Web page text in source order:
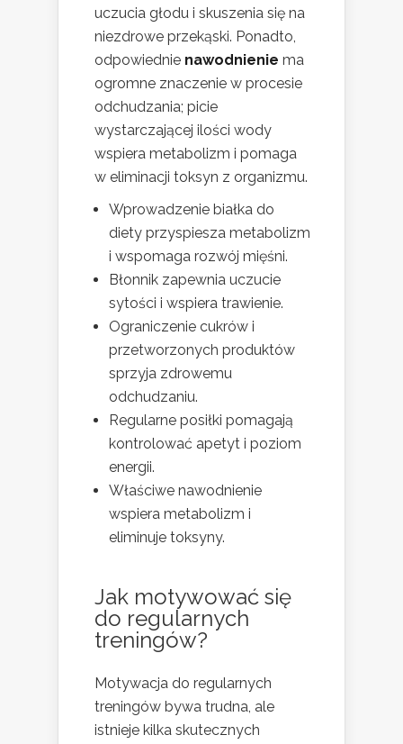
uczucia głodu i skuszenia się na
niezdrowe przekąski. Ponadto,
odpowiednie nawodnienie ma
ogromne znaczenie w procesie
odchudzania; picie
wystarczającej ilości wody
wspiera metabolizm i pomaga
w eliminacji toksyn z organizmu.
Wprowadzenie białka do
diety przyspiesza metabolizm
i wspomaga rozwój mięśni.
Błonnik zapewnia uczucie
sytości i wspiera trawienie.
Ograniczenie cukrów i
przetworzonych produktów
sprzyja zdrowemu
odchudzaniu.
Regularne posiłki pomagają
kontrolować apetyt i poziom
energii.
Właściwe nawodnienie
wspiera metabolizm i
eliminuje toksyny.
Jak motywować się
do regularnych
treningów?
Motywacja do regularnych
treningów bywa trudna, ale
istnieje kilka skutecznych